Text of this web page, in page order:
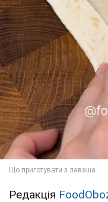
Редакція